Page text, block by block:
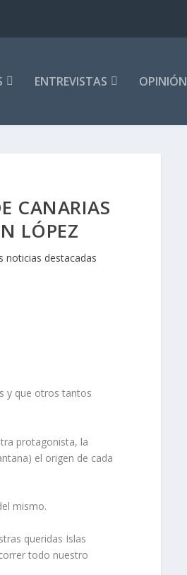
ENTREVISTAS OPINIÓN
CANARIAS
LÓPEZ
noticias destacadas
y que otros tantos
protagonista, la
el origen de cada
mismo.
queridas Islas
todo nuestro